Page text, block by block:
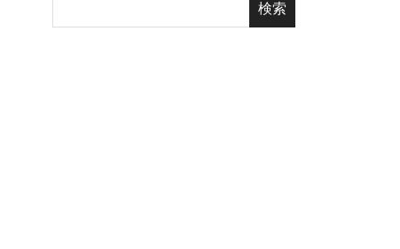
検索